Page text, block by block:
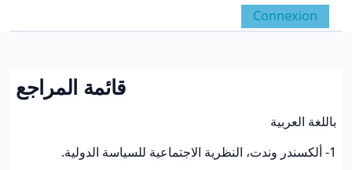
Panneau latéral
Activer/désactiver la
Connexion
قائمة المراجع
باللغة العربية
1- ألكسندر وندت، النظرية الاجتماعية للسياسة الدولية.